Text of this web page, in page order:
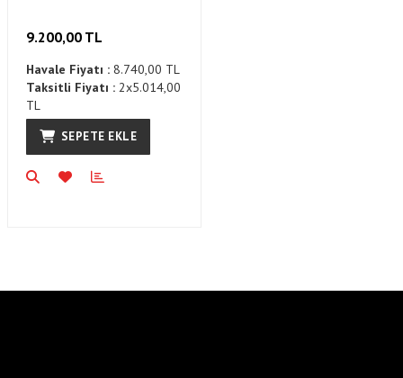
9.200,00 TL
Havale Fiyatı : 8.740,00 TL
Taksitli Fiyatı : 2x5.014,00
TL
SEPETE EKLE